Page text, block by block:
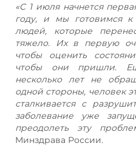
«С 1 июля начнется
году, и мы готовимся
людей, которые
тяжело. Их в первую
чтобы оценить
чтобы они пришли.
несколько лет не
одной стороны, человек
сталкивается с
заболевание уже
преодолеть эту
Минздрава России.